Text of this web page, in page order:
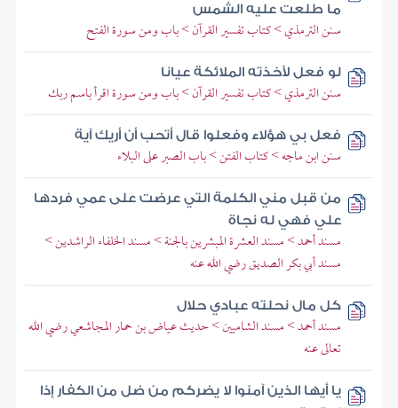
ما طلعت عليه الشمس
سنن الترمذي > كتاب تفسير القرآن > باب ومن سورة الفتح
لو فعل لأخذته الملائكة عيانا
سنن الترمذي > كتاب تفسير القرآن > باب ومن سورة اقرأ باسم ربك
فعل بي هؤلاء وفعلوا قال أتحب أن أريك آية
سنن ابن ماجه > كتاب الفتن > باب الصبر على البلاء
من قبل مني الكلمة التي عرضت على عمي فردها
علي فهي له نجاة
مسند أحمد > مسند العشرة المبشرين بالجنة > مسند الخلفاء الراشدين >
مسند أبي بكر الصديق رضي الله عنه
كل مال نحلته عبادي حلال
مسند أحمد > مسند الشاميين > حديث عياض بن حمار المجاشعي رضي الله
تعالى عنه
يا أيها الذين آمنوا لا يضركم من ضل من الكفار إذا